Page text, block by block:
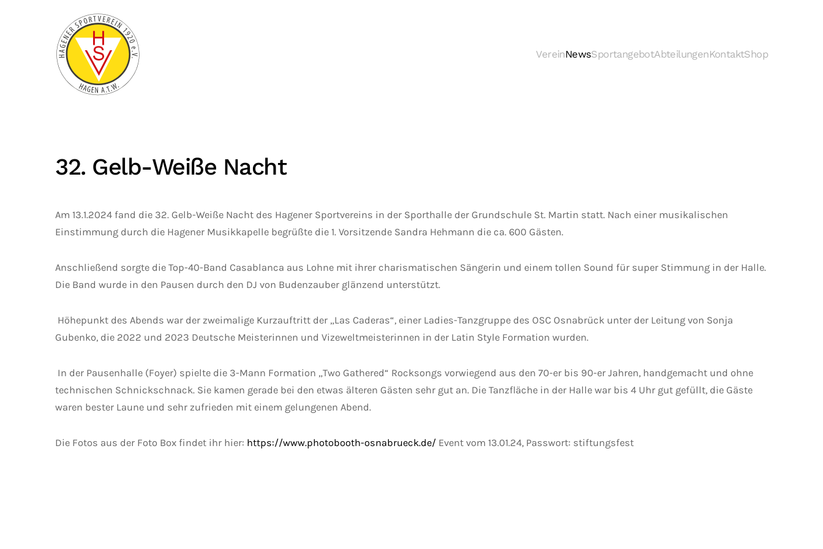
Zum Hauptinhalt springen
VereinNewsSportangebotAbteilungenKontaktShop
32. Gelb-Weiße Nacht
Am 13.1.2024 fand die 32. Gelb-Weiße Nacht des Hagener Sportvereins in der Sporthalle der Grundschule St. Martin statt. Nach einer musikalischen
Einstimmung durch die Hagener Musikkapelle begrüßte die 1. Vorsitzende Sandra Hehmann die ca. 600 Gästen.
Anschließend sorgte die Top-40-Band Casablanca aus Lohne mit ihrer charismatischen Sängerin und einem tollen Sound für super Stimmung in der Halle.
Die Band wurde in den Pausen durch den DJ von Budenzauber glänzend unterstützt.
Höhepunkt des Abends war der zweimalige Kurzauftritt der „Las Caderas“, einer Ladies-Tanzgruppe des OSC Osnabrück unter der Leitung von Sonja
Gubenko, die 2022 und 2023 Deutsche Meisterinnen und Vizeweltmeisterinnen in der Latin Style Formation wurden.
In der Pausenhalle (Foyer) spielte die 3-Mann Formation „Two Gathered“ Rocksongs vorwiegend aus den 70-er bis 90-er Jahren, handgemacht und ohne
technischen Schnickschnack. Sie kamen gerade bei den etwas älteren Gästen sehr gut an. Die Tanzfläche in der Halle war bis 4 Uhr gut gefüllt, die Gäste
waren bester Laune und sehr zufrieden mit einem gelungenen Abend.
Die Fotos aus der Foto Box findet ihr hier: https://www.photobooth-osnabrueck.de/ Event vom 13.01.24, Passwort: stiftungsfest